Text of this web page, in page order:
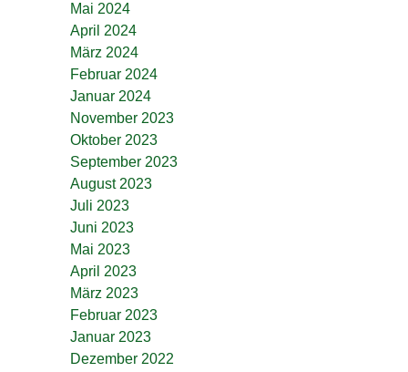
Mai 2024
April 2024
März 2024
Februar 2024
Januar 2024
November 2023
Oktober 2023
September 2023
August 2023
Juli 2023
Juni 2023
Mai 2023
April 2023
März 2023
Februar 2023
Januar 2023
Dezember 2022